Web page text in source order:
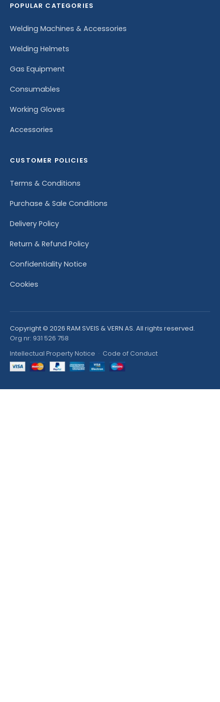
POPULAR CATEGORIES
Welding Machines & Accessories
Welding Helmets
Gas Equipment
Consumables
Working Gloves
Accessories
CUSTOMER POLICIES
Terms & Conditions
Purchase & Sale Conditions
Delivery Policy
Return & Refund Policy
Confidentiality Notice
Cookies
Copyright © 2026 RAM SVEIS & VERN AS. All rights reserved.
Org nr: 931 526 758
Intellectual Property Notice · Code of Conduct